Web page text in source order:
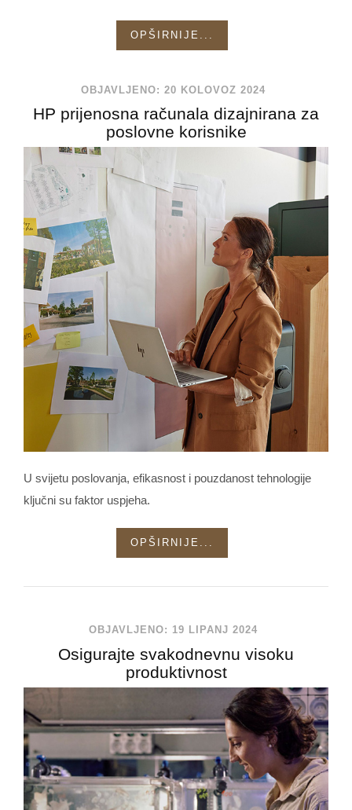
OPŠIRNIJE...
OBJAVLJENO: 20 KOLOVOZ 2024
HP prijenosna računala dizajnirana za
poslovne korisnike
U svijetu poslovanja, efikasnost i pouzdanost tehnologije
ključni su faktor uspjeha.
OPŠIRNIJE...
OBJAVLJENO: 19 LIPANJ 2024
Osigurajte svakodnevnu visoku
produktivnost